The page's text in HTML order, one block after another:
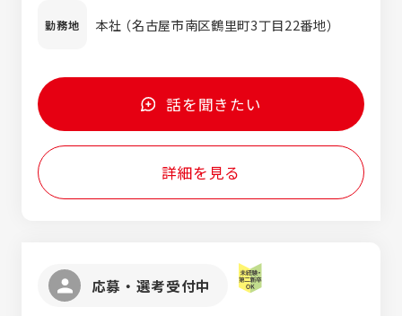
可能です。 中部地域の大手企業である株式会
しっかりと基礎・基本を学ぶことが出来ます
よ！ (実際に入社後に資格を取得した社員も
活躍しています。)
勤務地 本社 （名古屋市南区鶴里町3丁目22番地）
話を聞きたい
詳細を見る
応募・選考受付中